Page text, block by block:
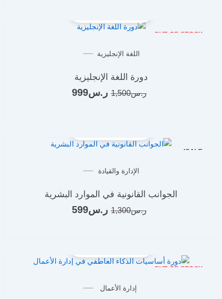
OUT OF STOCK
اللغة الإنجليزية
دورة اللغة الإنجليزية
ر.س1,500
السعر
هو:
ر.س1,500.
ر.س 999
SALE!
الإدارة والقيادة
الجوانب القانونية في الموارد البشرية
ر.س1,300
السعر
هو:
ر.س1,300.
ر.س 599
هو:
ر.س599.
OUT OF STOCK
إدارة الأعمال